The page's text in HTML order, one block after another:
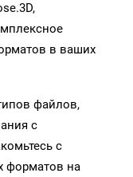
в ваших
файлов,
с
с
форматов на